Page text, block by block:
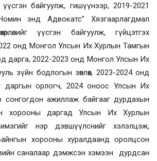
үүсгэн байгуулж, гишүүнээр, 2019-2021
энд Адвокатс” Хязгаарлагдмал
үүсгэн байгуулж, гүйцэтгэх
онд Монгол Улсын Их Хурлын Тамгын
дарга, 2022-2023 онд Монгол Улсын Их
зүйн бодлогын зөвлөх, 2023-2024 онд
даргын орлогч, 2024 оноос Улсын Их
сонгогдон ажиллаж байгааг дурдахын
хорооны даргад Улсын Их Хурлын
нэр дэвшүүлснийг хэлэлцэж,
хорооны хуралдаанд оролцсон
саналаар дэмжсэн хэмээн дурдсан